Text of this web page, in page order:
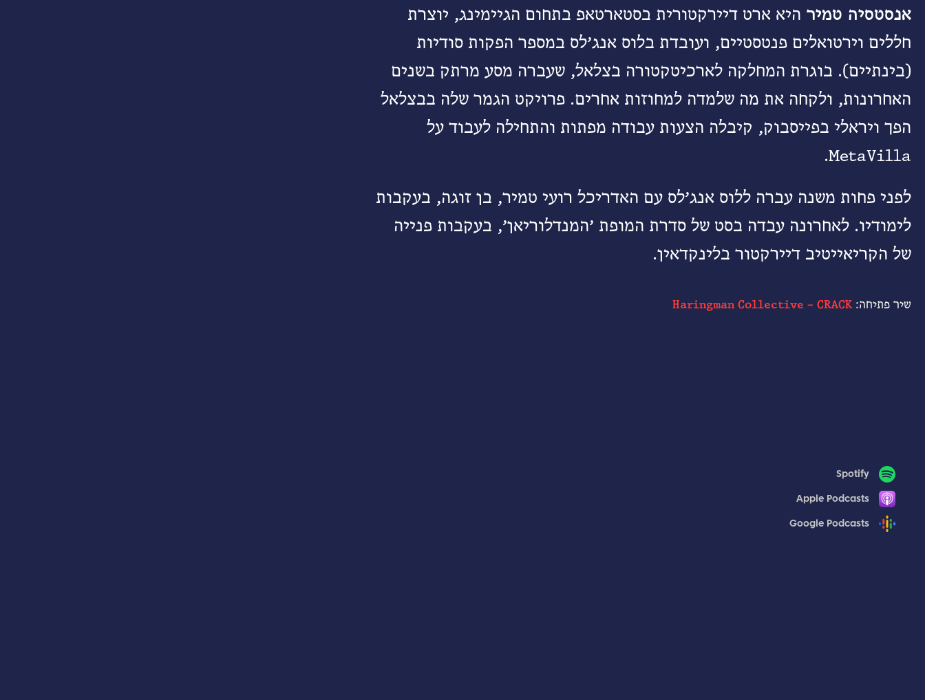
אנסטסיה טמיר היא ארט דיירקטורית בסטארטאפ בתחום הגיימינג, יוצרת
חללים וירטואלים פנטסטיים, ועובדת בלוס אנג׳לס במספר הפקות סודיות
(בינתיים). בוגרת המחלקה לארכיטקטורה בצלאל, שעברה מסע מרתק בשנים
האחרונות, ולקחה את מה שלמדה למחוזות אחרים. פרויקט הגמר שלה בבצלאל
הפך ויראלי בפייסבוק, קיבלה הצעות עבודה מפתות והתחילה לעבוד על
MetaVilla.
לפני פחות משנה עברה ללוס אנג׳לס עם האדריכל רועי טמיר, בן זוגה, בעקבות
לימודיו. לאחרונה עבדה בסט של סדרת המופת ׳המנדלוריאן׳, בעקבות פנייה
של הקריאייטיב דיירקטור בלינקדאין.
שיר פתיחה:Haringman Collective – CRACK
Spotify
Apple Podcasts
Google Podcasts